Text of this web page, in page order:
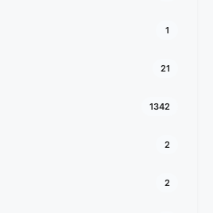
1
21
1342
2
2